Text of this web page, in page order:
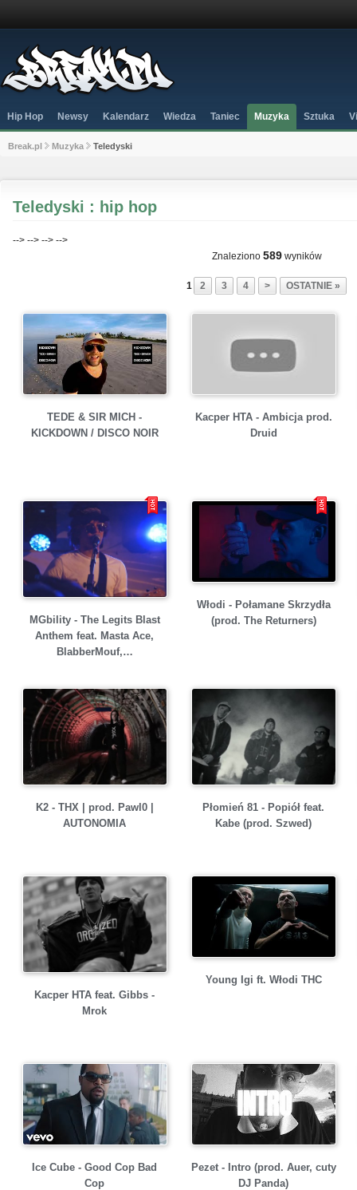
Hip Hop Newsy Kalendarz Wiedza Taniec Muzyka Sztuka
Break.pl Muzyka Teledyski
Teledyski : hip hop
--> --> --> -->
Znaleziono 589 wyników
1 2 3 4 > OSTATNIE »
TEDE & SIR MICH -
KICKDOWN / DISCO NOIR
Kacper HTA - Ambicja prod.
Druid
MGbility - The Legits Blast
Anthem feat. Masta Ace,
BlabberMouf,…
Włodi - Połamane Skrzydła
(prod. The Returners)
K2 - THX | prod. Pawl0 |
AUTONOMIA
Płomień 81 - Popiół feat.
Kabe (prod. Szwed)
Kacper HTA feat. Gibbs -
Mrok
Young Igi ft. Włodi THC
Ice Cube - Good Cop Bad
Cop
Pezet - Intro (prod. Auer, cuty
DJ Panda)